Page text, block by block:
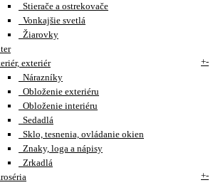
Stierače a ostrekovače
Vonkajšie svetlá
Žiarovky
exteriér
+-
Nárazníky
Obloženie exteriéru
Obloženie interiéru
Sedadlá
Sklo, tesnenia, ovládanie okien
Znaky, loga a nápisy
Zrkadlá
+-